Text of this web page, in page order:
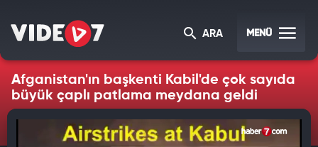
ARA MENÜ
Afganistan'ın başkenti Kabil'de çok sayıda
büyük çaplı patlama meydana geldi